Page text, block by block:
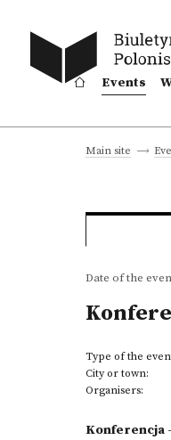
Events
Main site
Date of the
Type of the
City or town:
Organisers:
Konferencja